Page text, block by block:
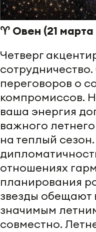
♈ Овен (21
Четверг
переговоров о
компромиссов.
ваша энергия
важного
на теплый
отношениях
планирования
звезды обещают
значимым
совместно.